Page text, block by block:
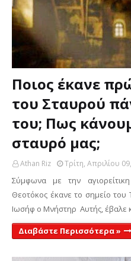
Ποιος έκανε
του Σταυρού
του; Πως
σταυρό μας;
Athan Riz Τρίτη, Απριλίου
Σύμφωνα με την
Θεοτόκος έκανε το σημείο
Ιωσήφ ο Μνήστηρ Αυτής, έβαλε
Διαβάστε Περισσότερα »